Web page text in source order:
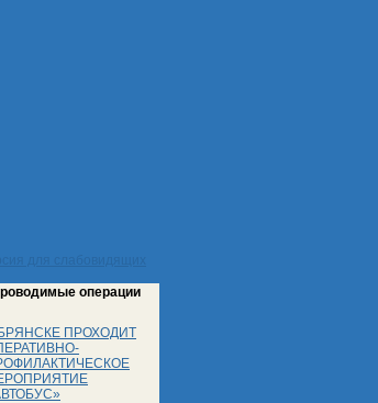
операции
ПРОХОДИТ